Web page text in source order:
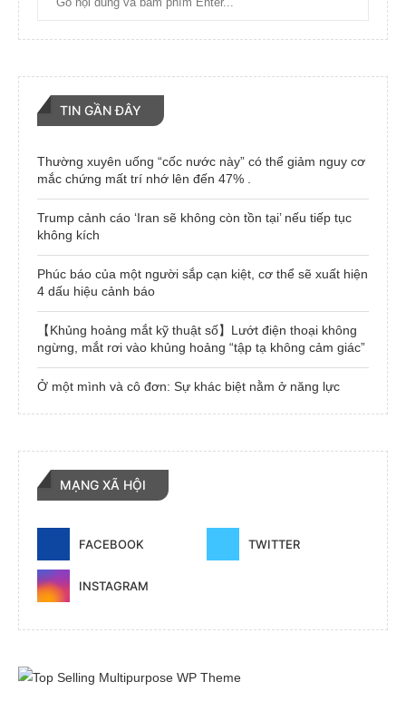
TIN GẦN ĐÂY
Thường xuyên uống “cốc nước này” có thể giảm nguy cơ
mắc chứng mất trí nhớ lên đến 47% .
Trump cảnh cáo ‘Iran sẽ không còn tồn tại’ nếu tiếp tục
không kích
Phúc báo của một người sắp cạn kiệt, cơ thể sẽ xuất hiện
4 dấu hiệu cảnh báo
【Khủng hoảng mắt kỹ thuật số】Lướt điện thoại không
ngừng, mắt rơi vào khủng hoảng “tập tạ không cảm giác”
Ở một mình và cô đơn: Sự khác biệt nằm ở năng lực
MẠNG XÃ HỘI
FACEBOOK TWITTER
INSTAGRAM